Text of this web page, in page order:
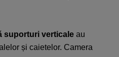
suporturi verticale au
și caietelor. Camera